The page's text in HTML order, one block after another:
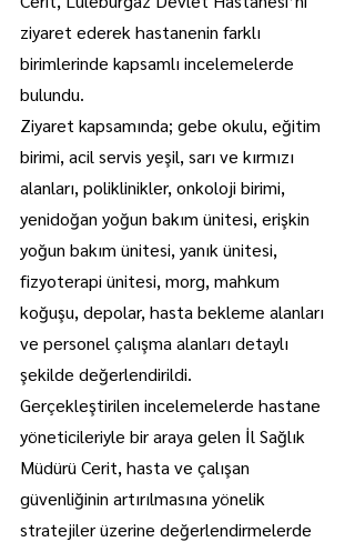
ziyaret ederek hastanenin farklı
birimlerinde kapsamlı incelemelerde
bulundu.
Ziyaret kapsamında; gebe okulu, eğitim
birimi, acil servis yeşil, sarı ve kırmızı
alanları, poliklinikler, onkoloji birimi,
yenidoğan yoğun bakım ünitesi, erişkin
yoğun bakım ünitesi, yanık ünitesi,
fizyoterapi ünitesi, morg, mahkum
koğuşu, depolar, hasta bekleme alanları
ve personel çalışma alanları detaylı
şekilde değerlendirildi.
Gerçekleştirilen incelemelerde hastane
yöneticileriyle bir araya gelen İl Sağlık
Müdürü Cerit, hasta ve çalışan
güvenliğinin artırılmasına yönelik
stratejiler üzerine değerlendirmelerde